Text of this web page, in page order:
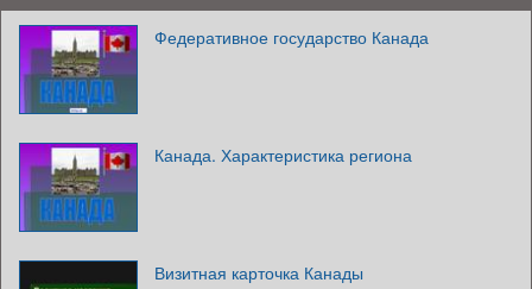
Федеративное государство Канада
Канада. Характеристика региона
Визитная карточка Канады